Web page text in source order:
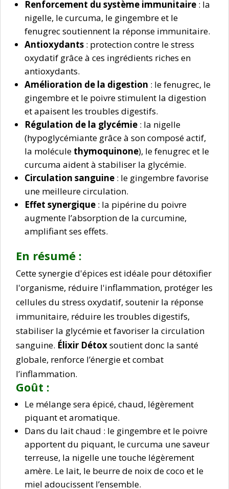
Renforcement du système immunitaire : la
nigelle, le curcuma, le gingembre et le
fenugrec soutiennent la réponse immunitaire.
Antioxydants : protection contre le stress
oxydatif grâce à ces ingrédients riches en
antioxydants.
Amélioration de la digestion : le fenugrec, le
gingembre et le poivre stimulent la digestion
et apaisent les troubles digestifs.
Régulation de la glycémie : la nigelle
(hypoglycémiante grâce à son composé actif,
la molécule thymoquinone), le fenugrec et le
curcuma aident à stabiliser la glycémie.
Circulation sanguine : le gingembre favorise
une meilleure circulation.
Effet synergique : la pipérine du poivre
augmente l’absorption de la curcumine,
amplifiant ses effets.
En résumé :
Cette synergie d'épices est idéale pour détoxifier
l'organisme, réduire l'inflammation, protéger les
cellules du stress oxydatif, soutenir la réponse
immunitaire, réduire les troubles digestifs,
stabiliser la glycémie et favoriser la circulation
sanguine. Élixir Détoxsoutient donc la santé
globale, renforce l’énergie et combat
l’inflammation.
Goût :
Le mélange sera épicé, chaud, légèrement
piquant et aromatique.
Dans du lait chaud : le gingembre et le poivre
apportent du piquant, le curcuma une saveur
terreuse, la nigelle une touche légèrement
amère. Le lait, le beurre de noix de coco et le
miel adoucissent l’ensemble.